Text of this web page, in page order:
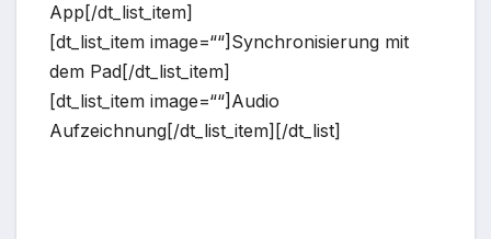
App[/dt_list_item]
[dt_list_item image=““]Synchronisierung mit
dem Pad[/dt_list_item]
[dt_list_item image=““]Audio
Aufzeichnung[/dt_list_item][/dt_list]